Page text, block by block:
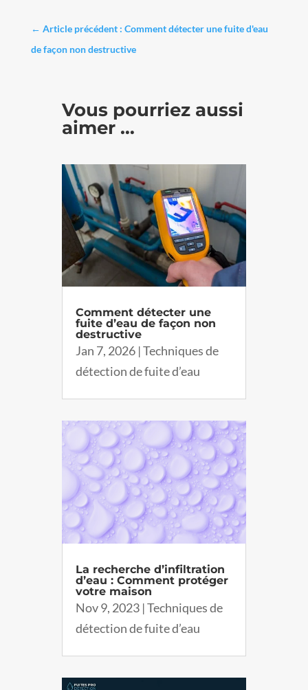
← Article précédent : Comment détecter une fuite d'eau
de façon non destructive
Vous pourriez aussi
aimer …
Comment détecter une
fuite d’eau de façon non
destructive
Jan 7, 2026|Techniques de
détection de fuite d’eau
La recherche d’infiltration
d’eau : Comment protéger
votre maison
Nov 9, 2023|Techniques de
détection de fuite d’eau